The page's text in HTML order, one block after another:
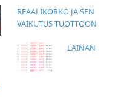
REAALIKORKO JA SEN
VAIKUTUS TUOTTOON
LAINAN